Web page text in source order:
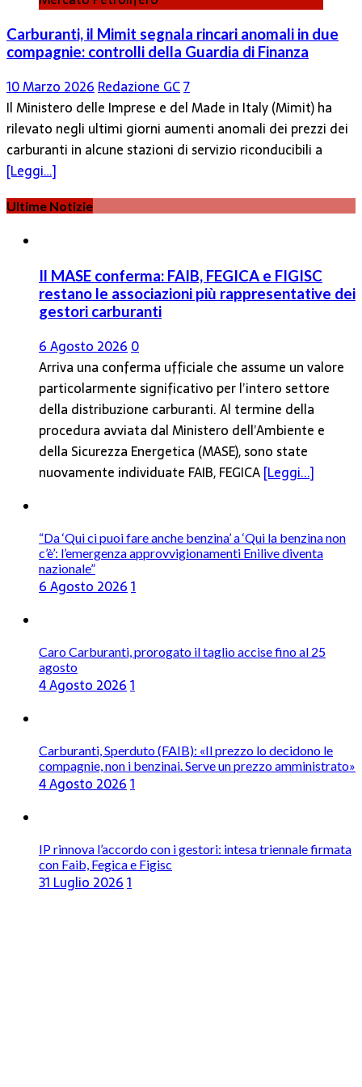
Carburanti, il Mimit segnala rincari anomali in due
compagnie: controlli della Guardia di Finanza
10 Marzo 2026 Redazione GC7
Il Ministero delle Imprese e del Made in Italy (Mimit) ha
rilevato negli ultimi giorni aumenti anomali dei prezzi dei
carburanti in alcune stazioni di servizio riconducibili a
[Leggi…]
Ultime Notizie
Il MASE conferma: FAIB, FEGICA e FIGISC
restano le associazioni più rappresentative dei
gestori carburanti
6 Agosto 2026 0
Arriva una conferma ufficiale che assume un valore
particolarmente significativo per l’intero settore
della distribuzione carburanti. Al termine della
procedura avviata dal Ministero dell’Ambiente e
della Sicurezza Energetica (MASE), sono state
nuovamente individuate FAIB, FEGICA[Leggi...]
“Da ‘Qui ci puoi fare anche benzina’ a ‘Qui la benzina non
c’è’: l’emergenza approvvigionamenti Enilive diventa
nazionale”
6 Agosto 20261
Caro Carburanti, prorogato il taglio accise fino al 25
agosto
4 Agosto 20261
Carburanti, Sperduto (FAIB): «Il prezzo lo decidono le
compagnie, non i benzinai. Serve un prezzo amministrato»
4 Agosto 20261
IP rinnova l’accordo con i gestori: intesa triennale firmata
con Faib, Fegica e Figisc
31 Luglio 20261